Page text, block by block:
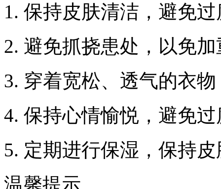
1. 保持皮肤清洁，避免
2. 避免抓挠患处，以免
3. 穿着宽松、透气的衣
4. 保持心情愉悦，避免
5. 定期进行保湿，保持
温馨提示